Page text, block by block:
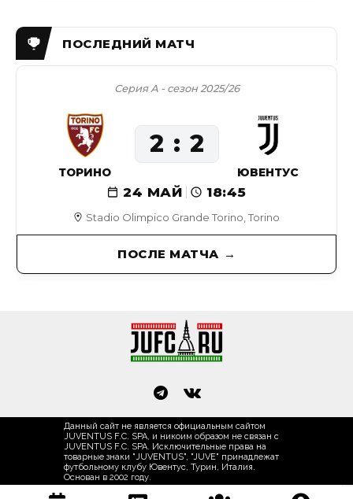
Stadio Olimpico Grande Torino, Torino
Серия А - сезон 2025/26
24 МАЙ 18:45
ТОРИНО
2 2
ЮВЕНТУС
ПОСЛЕ МАТЧА
Данный сайт не является официальным сайтом
JUVENTUS F.C. SPA, и никоим образом не связан с
JUVENTUS F.C. SPA. Исключительные права на
товарные знаки "JUVENTUS", "JUVE" принадлежат
футбольному клубу Ювентус, Турин, Италия.
Основан в 2002 году.